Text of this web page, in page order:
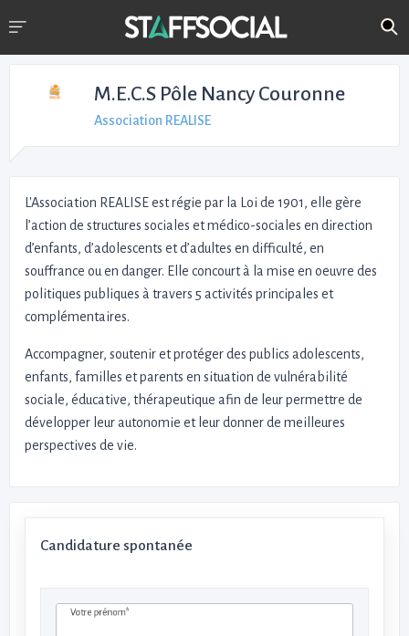
M.E.C.S Pôle Nancy Couronne
Association REALISE
L'Association REALISE est régie par la Loi de 1901, elle gère
l’action de structures sociales et médico-sociales en direction
d’enfants, d’adolescents et d’adultes en difficulté, en
souffrance ou en danger. Elle concourt à la mise en oeuvre des
politiques publiques à travers 5 activités principales et
complémentaires.
Accompagner, soutenir et protéger des publics adolescents,
enfants, familles et parents en situation de vulnérabilité
sociale, éducative, thérapeutique afin de leur permettre de
développer leur autonomie et leur donner de meilleures
perspectives de vie.
Candidature spontanée
Votre prénom*